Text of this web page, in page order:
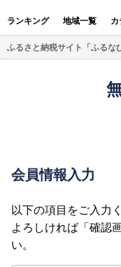
ランキング 地域一覧 カ
ふるさと納税サイト「ふるな
会員情報入力
以下の項目をご入力
よろしければ「確認
い。